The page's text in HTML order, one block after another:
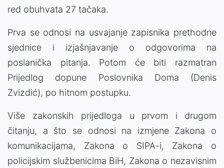
red obuhvata 27 tačaka.
Prva se odnosi na usvajanje zapisnika prethodne
sjednice i izjašnjavanje o odgovorima na
poslanička pitanja. Potom će biti razmatran
Prijedlog dopune Poslovnika Doma (Denis
Zvizdić), po hitnom postupku.
Više zakonskih prijedloga u prvom i drugom
čitanju, a što se odnosi na izmjene Zakona o
komunikacijama, Zakona o SIPA-i, Zakona o
policijskim službenicima BiH, Zakona o nezavisnim